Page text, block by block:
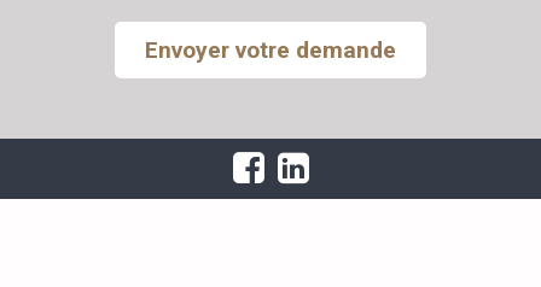
Envoyer votre demande